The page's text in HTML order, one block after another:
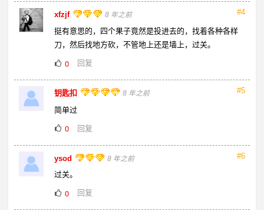
#4
xfzjf 8 年之前
挺有意思的，四个果子竟然是投进去的，找着各种各样
刀，然后找地方砍，不管地上还是墙上，过关。
0
回复
#5
钥匙扣 8 年之前
简单过
0
回复
#6
ysod 8 年之前
过关。
0
回复